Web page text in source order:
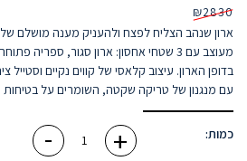
₪2830
ארון שנהב הצליח לפצח ולהעניק מענה מושלם
בדופן הארון. עיצוב קלאסי של קווים נקיים וסטייל
עם מנגנון של טריקה שקטה, השומרים על בטיחות
כמות: - של +